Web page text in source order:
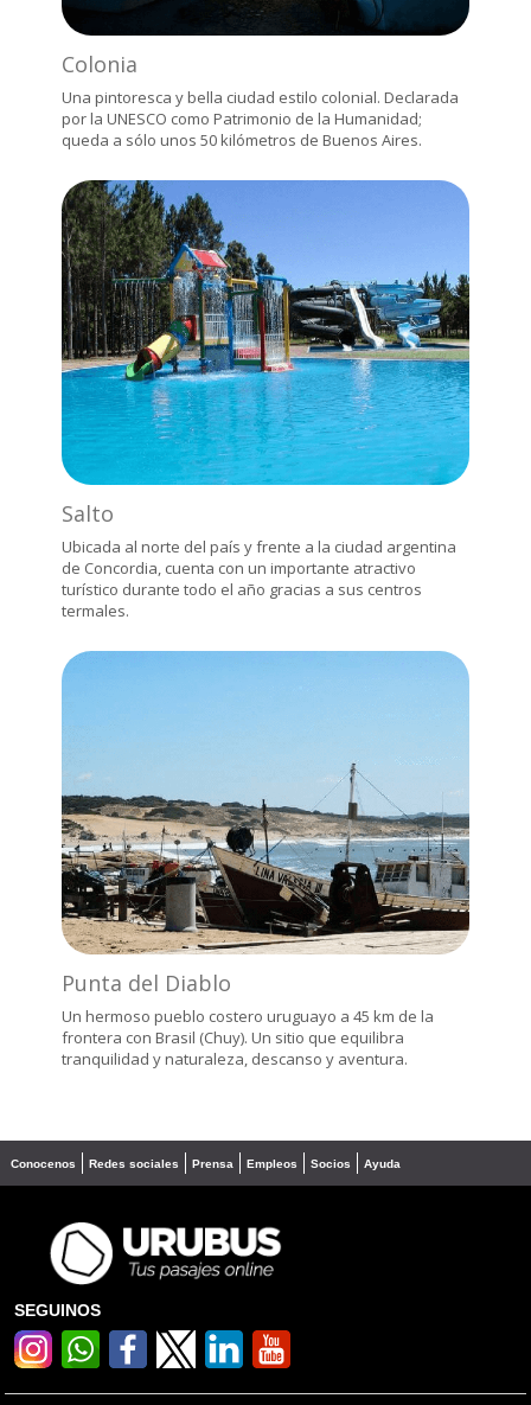
Colonia
Una pintoresca y bella ciudad estilo colonial. Declarada
por la UNESCO como Patrimonio de la Humanidad;
queda a sólo unos 50 kilómetros de Buenos Aires.
Salto
Ubicada al norte del país y frente a la ciudad argentina
de Concordia, cuenta con un importante atractivo
turístico durante todo el año gracias a sus centros
termales.
Punta del Diablo
Un hermoso pueblo costero uruguayo a 45 km de la
frontera con Brasil (Chuy). Un sitio que equilibra
tranquilidad y naturaleza, descanso y aventura.
Conocenos Redes sociales Prensa Empleos Socios Ayuda
SEGUINOS